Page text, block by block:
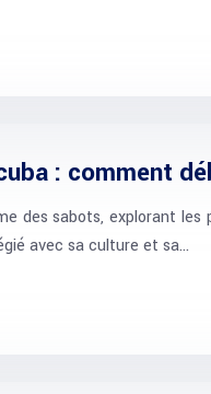
: comment
des sabots, explorant
avec sa culture et sa…